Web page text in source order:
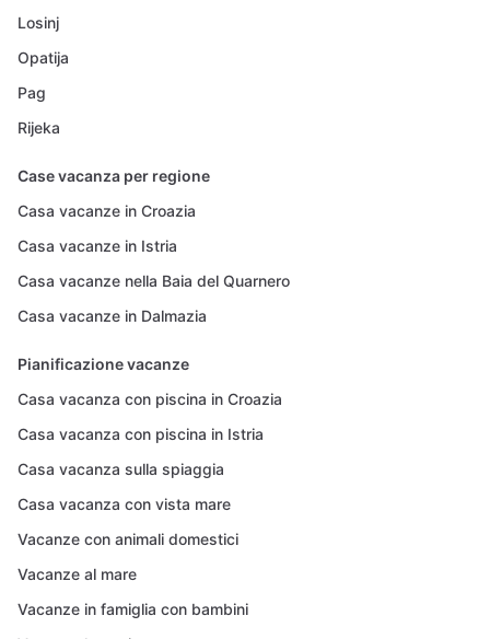
Losinj
Opatija
Pag
Rijeka
Case vacanza per regione
Casa vacanze in Croazia
Casa vacanze in Istria
Casa vacanze nella Baia del Quarnero
Casa vacanze in Dalmazia
Pianificazione vacanze
Casa vacanza con piscina in Croazia
Casa vacanza con piscina in Istria
Casa vacanza sulla spiaggia
Casa vacanza con vista mare
Vacanze con animali domestici
Vacanze al mare
Vacanze in famiglia con bambini